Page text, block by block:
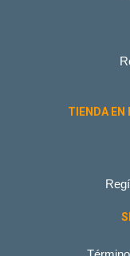
TIENDA EN